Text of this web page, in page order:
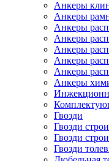
Анкеры
Анкеры
Анкеры
Анкеры
Анкеры
Анкеры
Анкеры
Анкеры
Гвозди
Гвозди
Гвозди
Гвозди